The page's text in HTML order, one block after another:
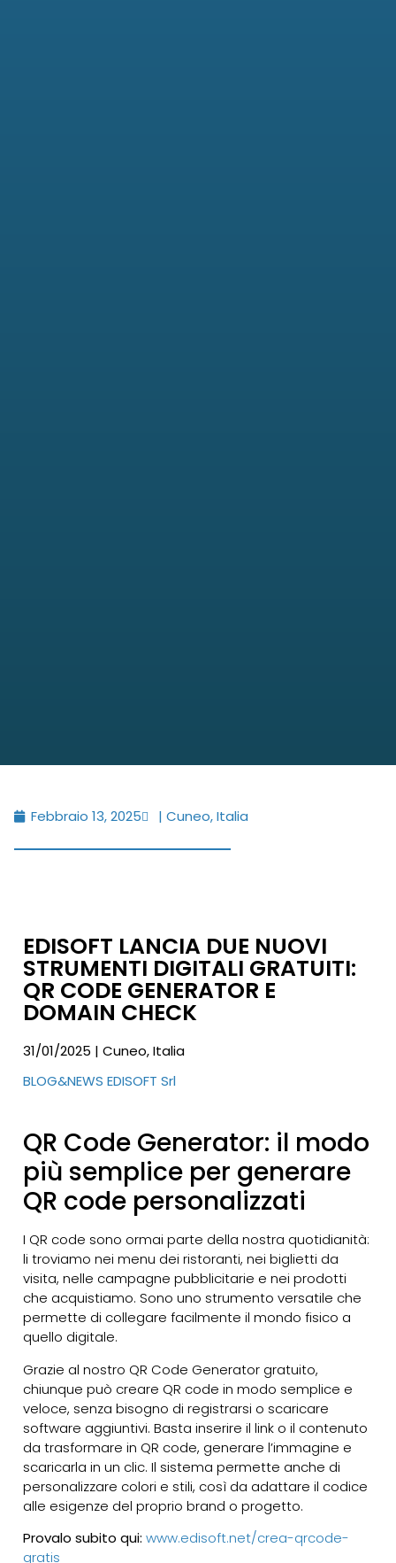
Febbraio 13, 2025 | Cuneo, Italia
EDISOFT LANCIA DUE NUOVI
STRUMENTI DIGITALI GRATUITI:
QR CODE GENERATOR E
DOMAIN CHECK
31/01/2025 | Cuneo, Italia
BLOG&NEWS EDISOFT Srl
QR Code Generator: il modo
più semplice per generare
QR code personalizzati
I QR code sono ormai parte della nostra quotidianità:
li troviamo nei menu dei ristoranti, nei biglietti da
visita, nelle campagne pubblicitarie e nei prodotti
che acquistiamo. Sono uno strumento versatile che
permette di collegare facilmente il mondo fisico a
quello digitale.
Grazie al nostro QR Code Generator gratuito,
chiunque può creare QR code in modo semplice e
veloce, senza bisogno di registrarsi o scaricare
software aggiuntivi. Basta inserire il link o il contenuto
da trasformare in QR code, generare l’immagine e
scaricarla in un clic. Il sistema permette anche di
personalizzare colori e stili, così da adattare il codice
alle esigenze del proprio brand o progetto.
Provalo subito qui: www.edisoft.net/crea-qrcode-
gratis